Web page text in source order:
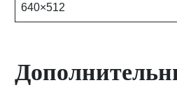
640×512